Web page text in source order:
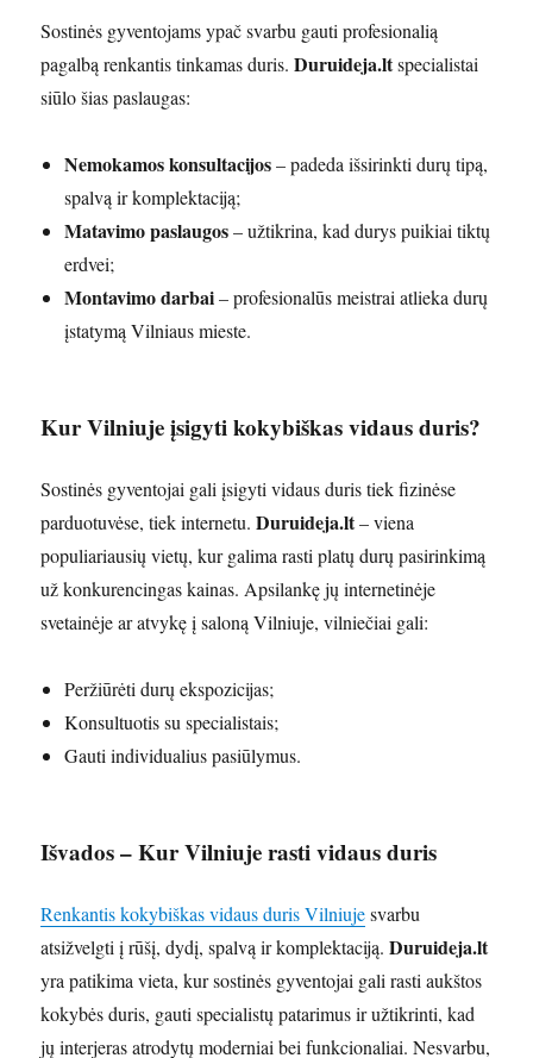
Sostinės gyventojams ypač svarbu gauti profesionalią
pagalbą renkantis tinkamas duris.Duruideja.ltspecialistai
siūlo šias paslaugas:
Nemokamos konsultacijos– padeda išsirinkti durų tipą,
spalvą ir komplektaciją;
Matavimo paslaugos– užtikrina, kad durys puikiai tiktų
erdvei;
Montavimo darbai– profesionalūs meistrai atlieka durų
įstatymą Vilniaus mieste.
Kur Vilniuje įsigyti kokybiškas vidaus duris?
Sostinės gyventojai gali įsigyti vidaus duris tiek fizinėse
parduotuvėse, tiek internetu.Duruideja.lt– viena
populiariausių vietų, kur galima rasti platų durų pasirinkimą
už konkurencingas kainas. Apsilankę jų internetinėje
svetainėje ar atvykę į saloną Vilniuje, vilniečiai gali:
Peržiūrėti durų ekspozicijas;
Konsultuotis su specialistais;
Gauti individualius pasiūlymus.
Išvados– Kur Vilniuje rasti vidaus duris
Renkantis kokybiškas vidaus duris Vilniujesvarbu
atsižvelgti į rūšį, dydį, spalvą ir komplektaciją.Duruideja.lt
yra patikima vieta, kur sostinės gyventojai gali rasti aukštos
kokybės duris, gauti specialistų patarimus ir užtikrinti, kad
jų interjeras atrodytų moderniai bei funkcionaliai. Nesvarbu,